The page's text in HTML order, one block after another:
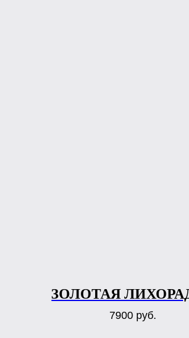
ЗОЛОТАЯ
7900 руб.